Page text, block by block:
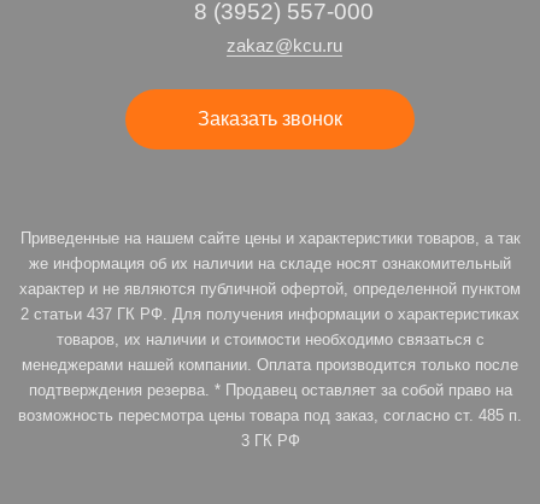
8 (3952) 557-000
zakaz@kcu.ru
Заказать звонок
Приведенные на нашем сайте цены и характеристики товаров, а так
же информация об их наличии на складе носят ознакомительный
характер и не являются публичной офертой, определенной пунктом
2 статьи 437 ГК РФ. Для получения информации о характеристиках
товаров, их наличии и стоимости необходимо связаться с
менеджерами нашей компании. Оплата производится только после
подтверждения резерва. * Продавец оставляет за собой право на
возможность пересмотра цены товара под заказ, согласно ст. 485 п.
3 ГК РФ